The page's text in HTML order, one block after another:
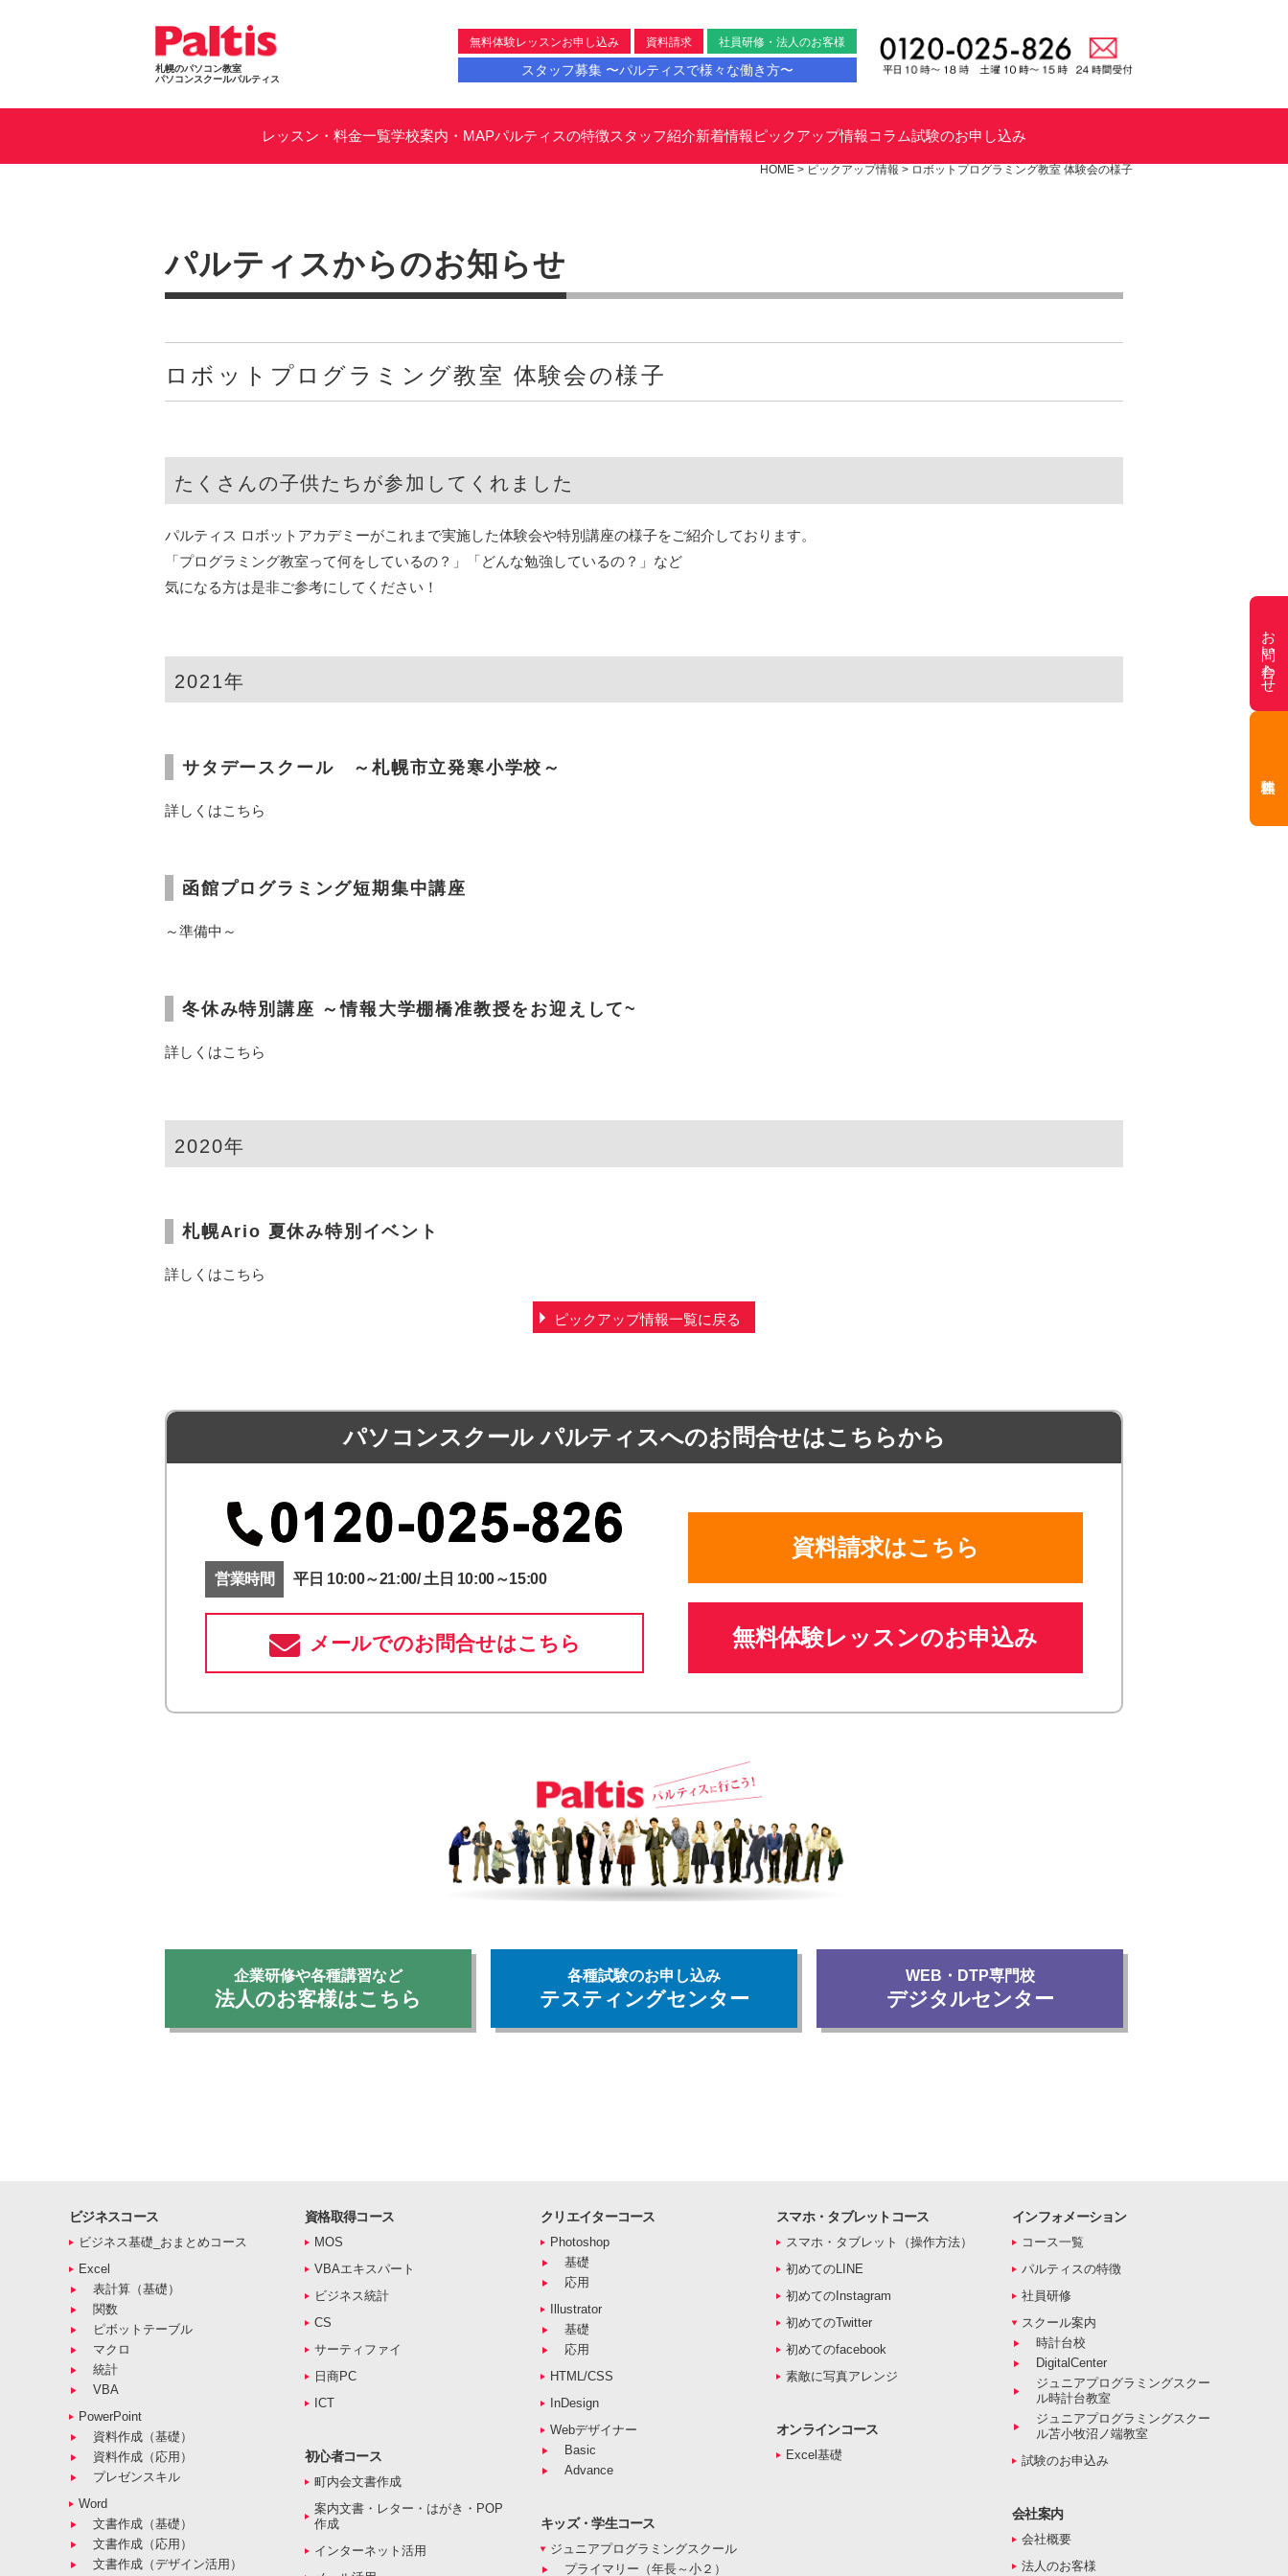
札幌のパソコン教室
パソコンスクールパルティス
無料体験レッスンお申し込み 資料請求 社員研修・法人のお客様
スタッフ募集 〜パルティスで様々な働き方〜
レッスン・料金一覧学校案内・MAPパルティスの特徴スタッフ紹介新着情報ピックアップ情報コラム試験のお申し込み
HOME > ピックアップ情報 > ロボットプログラミング教室 体験会の様子
パルティスからのお知らせ
ロボットプログラミング教室 体験会の様子
たくさんの子供たちが参加してくれました
パルティス ロボットアカデミーがこれまで実施した体験会や特別講座の様子をご紹介しております。
「プログラミング教室って何をしているの？」「どんな勉強しているの？」など
気になる方は是非ご参考にしてください！
2021年
サタデースクール ～札幌市立発寒小学校～
詳しくはこちら
函館プログラミング短期集中講座
～準備中～
冬休み特別講座 ～情報大学棚橋准教授をお迎えして~
詳しくはこちら
2020年
札幌Ario 夏休み特別イベント
詳しくはこちら
ピックアップ情報一覧に戻る
パソコンスクール パルティスへのお問合せはこちらから
営業時間 平日 10:00～21:00/ 土日 10:00～15:00
メールでのお問合せはこちら
資料請求はこちら
無料体験レッスンのお申込み
企業研修や各種講習など
法人のお客様はこちら
各種試験のお申し込み
テスティングセンター
WEB・DTP専門校
デジタルセンター
ビジネスコース
ビジネス基礎_おまとめコース
Excel
表計算（基礎）
関数
ピボットテーブル
マクロ
統計
VBA
PowerPoint
資料作成（基礎）
資料作成（応用）
プレゼンスキル
Word
文書作成（基礎）
文書作成（応用）
文書作成（デザイン活用）
資格取得コース
MOS
VBAエキスパート
ビジネス統計
CS
サーティファイ
日商PC
ICT
初心者コース
町内会文書作成
案内文書・レター・はがき・POP
作成
インターネット活用
クリエイターコース
Photoshop
基礎
応用
Illustrator
基礎
応用
HTML/CSS
InDesign
Webデザイナー
Basic
Advance
キッズ・学生コース
ジュニアプログラミングスクール
プライマリー（年長～小２）
スマホ・タブレットコース
スマホ・タブレット（操作方法）
初めてのLINE
初めてのInstagram
初めてのTwitter
初めてのfacebook
素敵に写真アレンジ
オンラインコース
Excel基礎
インフォメーション
コース一覧
パルティスの特徴
社員研修
スクール案内
時計台校
DigitalCenter
ジュニアプログラミングスクー
ル時計台教室
ジュニアプログラミングスクー
ル苫小牧沼ノ端教室
試験のお申込み
会社案内
会社概要
法人のお客様
お問い合わせ